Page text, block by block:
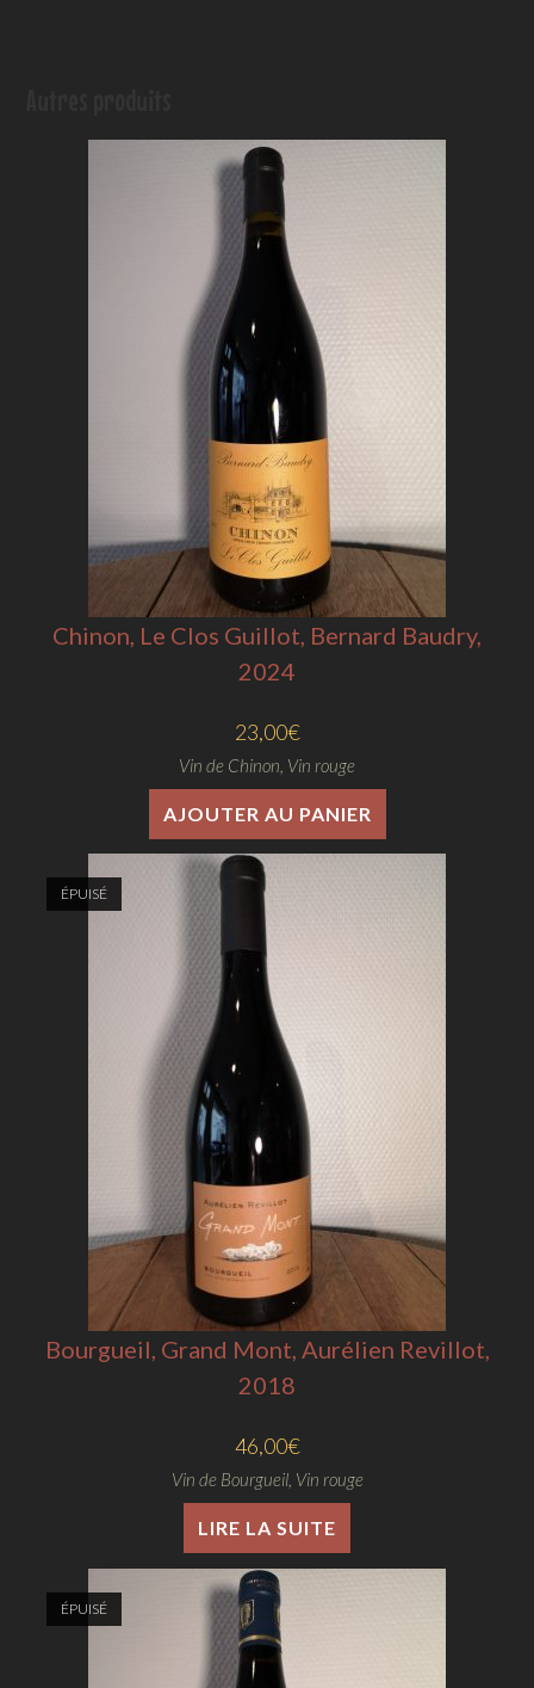
Chinon, Le Clos Guillot, Bernard Baudry,
2024
23,00€
Vin de Chinon Vin rouge
AJOUTER AU PANIER
ÉPUISÉ
Bourgueil, Grand Mont, Aurélien Revillot,
2018
46,00€
Vin de Bourgueil, Vin rouge
LIRE LA SUITE
ÉPUISÉ